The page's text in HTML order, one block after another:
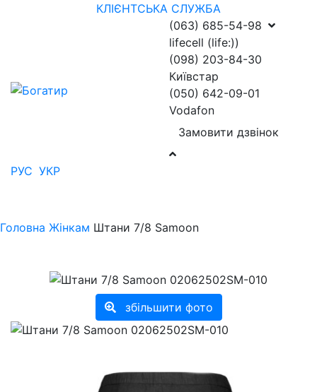
КЛІЄНТСЬКА СЛУЖБА
(063) 685-54-98
lifecell (life:))
(098) 203-84-30
Київстар
(050) 642-09-01
Vodafon
Замовити дзвінок
РУС УКР
Головна Жінкам Штани 7/8 Samoon
збільшити фото